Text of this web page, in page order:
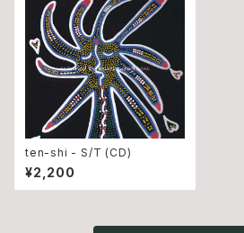
ten-shi - S/T (CD)
¥2,200